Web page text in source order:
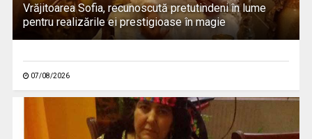
Vrăjitoarea Sofia, recunoscută pretutindeni în lume
pentru realizările ei prestigioase în magie
07/08/2026